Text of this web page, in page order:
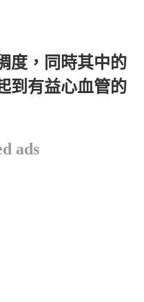
度，同時其中的
到有益心血管的
ads